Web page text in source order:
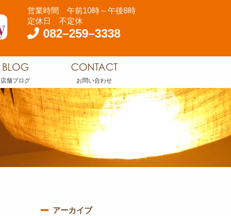
営業時間 午前10時～午後8時
定休日 不定休
082–259–3338
BLOG
店舗ブログ
CONTACT
お問い合わせ
アーカイブ